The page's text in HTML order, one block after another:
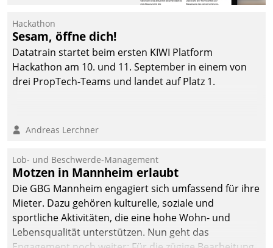
Ressort Kapitalanlage für
künftige Aufgaben und
Herausforderungen
gerüstet.
Hackathon
Sesam, öffne dich!
Datatrain startet beim ersten KIWI Platform
Hackathon am 10. und 11. September in einem von
drei PropTech-Teams und landet auf Platz 1.
Andreas Lerchner
Lob- und Beschwerde-Management
Motzen in Mannheim erlaubt
Die GBG Mannheim engagiert sich umfassend für ihre
Mieter. Dazu gehören kulturelle, soziale und
sportliche Aktivitäten, die eine hohe Wohn- und
Lebensqualität unterstützen. Nun geht das